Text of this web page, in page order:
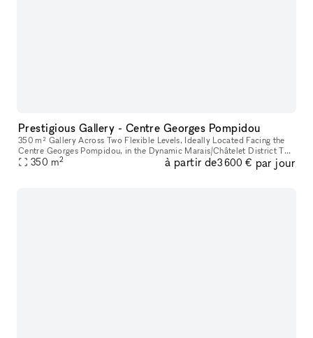
Prestigious Gallery - Centre Georges Pompidou
350 m² Gallery Across Two Flexible Levels, Ideally Located Facing the
Centre Georges Pompidou, in the Dynamic Marais/Châtelet District This
exceptional space offers a modern, versatile environment,
350 m2 à partir de3 600 € par jour